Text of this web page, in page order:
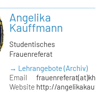
Angelika
Kauffmann
Studentisches
Frauenreferat
→ Lehrangebote (Archiv)
Email
Website http://